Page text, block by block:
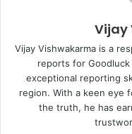
Vijay
Vijay Vishwakarma is a
reports for
exceptional reporting
region. With a keen eye
the truth, he has